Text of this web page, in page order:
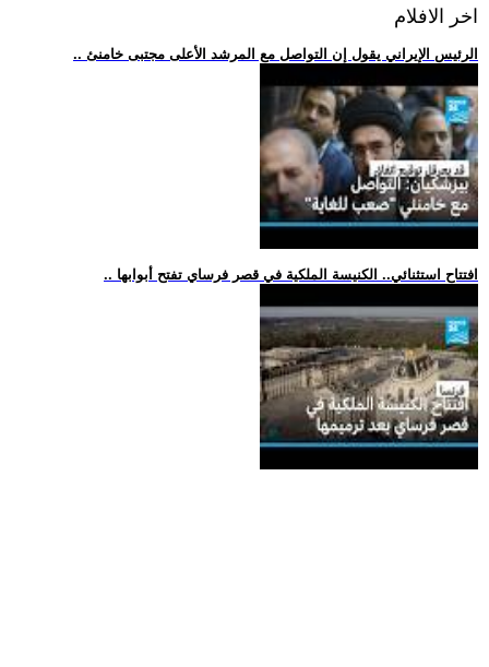
اخر الافلام
.. الرئيس الإيراني يقول إن التواصل مع المرشد الأعلى مجتبى خامنئ
.. افتتاح استثنائي.. الكنيسة الملكية في قصر فرساي تفتح أبوابها